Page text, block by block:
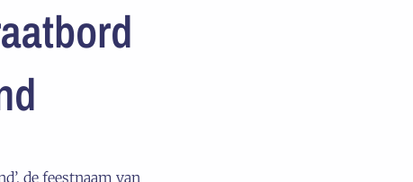
de feestnaam van